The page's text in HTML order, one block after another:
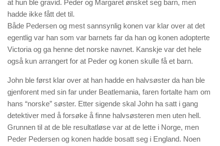
at hun ble gravid. Peder og Margaret ønsket seg barn, men
hadde ikke fått det til.
Både Pedersen og mest sannsynlig konen var klar over at det
egentlig var han som var barnets far da han og konen adopterte
Victoria og ga henne det norske navnet. Kanskje var det hele
også kun arrangert for at Peder og konen skulle få et barn.
John ble først klar over at han hadde en halvsøster da han ble
gjenforent med sin far under Beatlemania, faren fortalte ham om
hans “norske” søster. Etter sigende skal John ha satt i gang
detektiver med å forsøke å finne halvsøsteren men uten hell.
Grunnen til at de ble resultatløse var at de lette i Norge, men
Peder Pedersen og konen hadde bosatt seg i England. Noen